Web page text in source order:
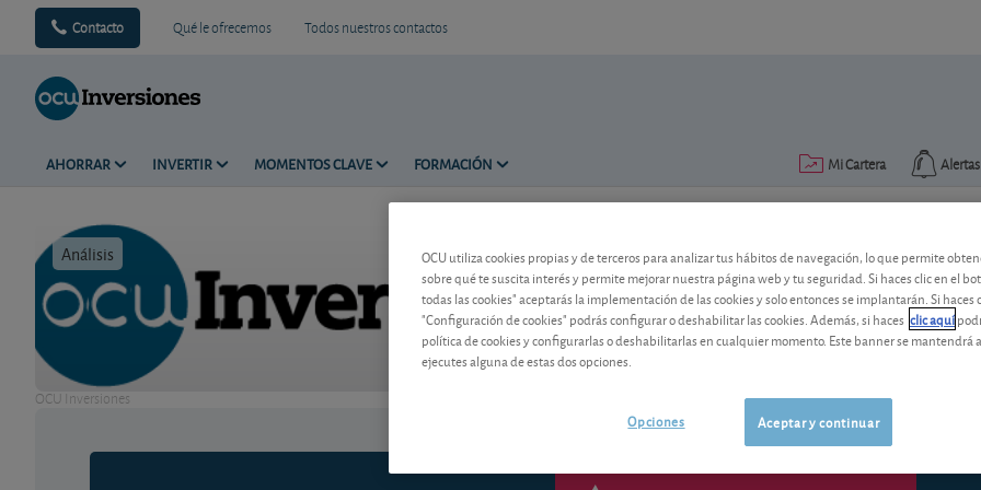
Contacto Qué le ofrecemos Todos nuestros contactos
AHORRAR INVERTIR MOMENTOS CLAVE FORMACIÓN Alertas
Mi Cartera
Análisis Tiempo de lectura: 2 min.
OCU Inversiones
National Grid: cambio de
La eléctrica británica se caracteriza
OCU utiliza cookies propias y de terceros para analizar tus hábitos de navegación, lo que permite
sobre qué te suscita interés y permite mejorar nuestra página web y tu seguridad. Si haces clic en el
todas las cookies" aceptarás la implementación de las cookies y solo entonces se implantarán. Si haces
"Configuración de cookies" podrás configurar o deshabilitar las cookies. Además, si haces clic aquí
política de cookies y configurarlas o deshabilitarlas en cualquier momento. Este banner se mantendrá
ejecutes alguna de estas dos opciones.
Aceptar y continuar
Opciones